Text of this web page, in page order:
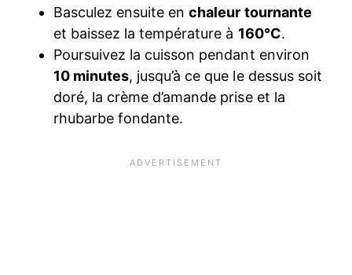
Basculez ensuite enchaleur tournante
et baissez la température à 160°C.
Poursuivez la cuisson pendant environ
10 minutes, jusqu’à ce que le dessus soit
doré, la crème d’amande prise et la
rhubarbe fondante.